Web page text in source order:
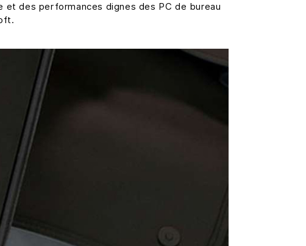
et des performances dignes des PC de bureau